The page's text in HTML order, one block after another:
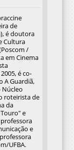
de
é doutora
Cultura
/
em Cinema
é co-
A Guardiã,
Núcleo
roteirista de
da
e
e
UFBA.